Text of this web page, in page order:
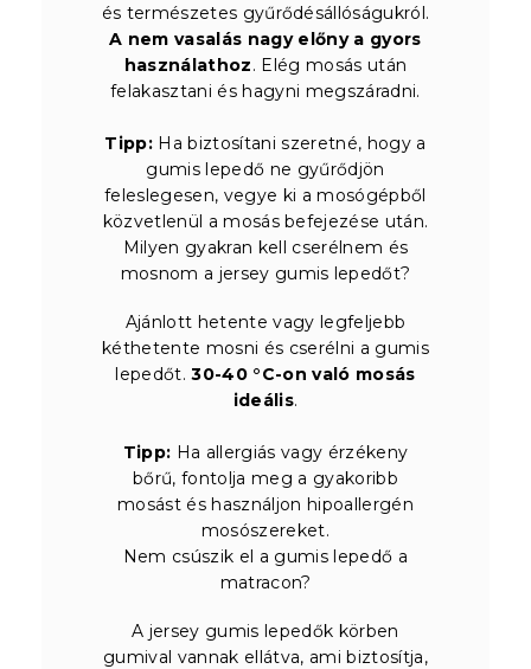
és természetes gyűrődésállóságukról.
A nem vasalás nagy előny a gyors
használathoz. Elég mosás után
felakasztani és hagyni megszáradni.
Tipp: Ha biztosítani szeretné, hogy a
gumis lepedő ne gyűrődjön
feleslegesen, vegye ki a mosógépből
közvetlenül a mosás befejezése után.
Milyen gyakran kell cserélnem és
mosnom a jersey gumis lepedőt?
Ajánlott hetente vagy legfeljebb
kéthetente mosni és cserélni a gumis
lepedőt.30-40 °C-on való mosás
ideális.
Tipp: Ha allergiás vagy érzékeny
bőrű, fontolja meg a gyakoribb
mosást és használjon hipoallergén
mosószereket.
Nem csúszik el a gumis lepedő a
matracon?
A jersey gumis lepedők körben
gumival vannak ellátva, ami biztosítja,